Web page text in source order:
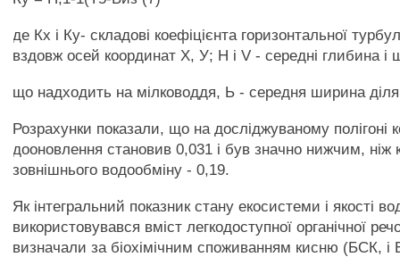
де Кх і Ку- складові коефіцієнта горизонтальної
вздовж осей координат X, У; Н і V - середні глибина і
що надходить на мілководдя, Ь - середня ширина
Розрахунки показали, що на досліджуваному полігоні
дооновлення становив 0,031 і був значно нижчим, ніж
зовнішнього водообміну - 0,19.
Як інтегральний показник стану екосистеми і якості
використовувався вміст легкодоступної органічної
визначали за біохімічним споживанням кисню (БСК,